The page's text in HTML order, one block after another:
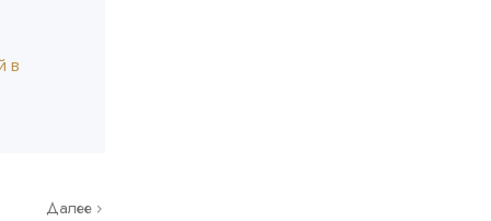
в
Далее